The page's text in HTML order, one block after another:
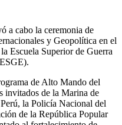
a cabo la ceremonia de
y Geopolítica en el
Escuela Superior de Guerra
de Alto Mando del
invitados de la Marina de
la Policía Nacional del
de la República Popular